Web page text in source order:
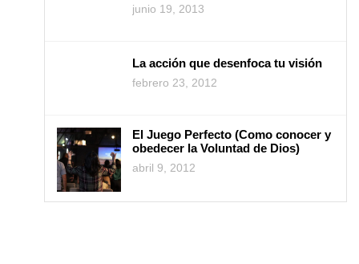
junio 19, 2013
La acción que desenfoca tu visión
febrero 23, 2012
El Juego Perfecto (Como conocer y
obedecer la Voluntad de Dios)
abril 9, 2012